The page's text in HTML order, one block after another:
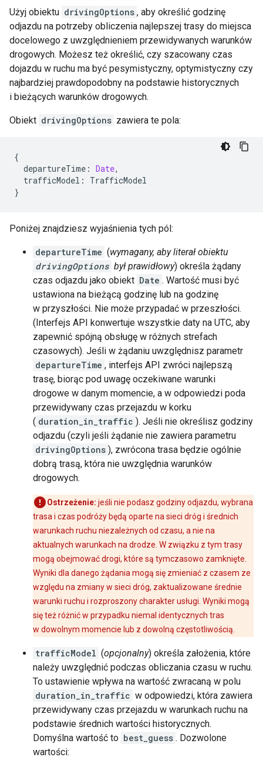
Użyj obiektu drivingOptions , aby określić godzinę
odjazdu na potrzeby obliczenia najlepszej trasy do miejsca
docelowego z uwzględnieniem przewidywanych warunków
drogowych. Możesz też określić, czy szacowany czas
dojazdu w ruchu ma być pesymistyczny, optymistyczny czy
najbardziej prawdopodobny na podstawie historycznych
i bieżących warunków drogowych.
Obiekt drivingOptions zawiera te pola:
{
departureTime : Date,
trafficModel :
TrafficModel
}
Poniżej znajdziesz wyjaśnienia tych pól:
departureTime (wymagany, aby literał obiektu
drivingOptions był prawidłowy) określa żądany
czas odjazdu jako obiekt Date . Wartość musi być
ustawiona na bieżącą godzinę lub na godzinę
w przyszłości. Nie może przypadać w przeszłości.
(Interfejs API konwertuje wszystkie daty na UTC, aby
zapewnić spójną obsługę w różnych strefach
czasowych). Jeśli w żądaniu uwzględnisz parametr
departureTime , interfejs API zwróci najlepszą
trasę, biorąc pod uwagę oczekiwane warunki
drogowe w danym momencie, a w odpowiedzi poda
przewidywany czas przejazdu w korku
( duration_in_traffic ). Jeśli nie określisz godziny
odjazdu (czyli jeśli żądanie nie zawiera parametru
drivingOptions ), zwrócona trasa będzie ogólnie
dobrą trasą, która nie uwzględnia warunków
drogowych.
Ostrzeżenie: jeśli nie podasz godziny odjazdu, wybrana
trasa i czas podróży będą oparte na sieci dróg i średnich
warunkach ruchu niezależnych od czasu, a nie na
aktualnych warunkach na drodze. W związku z tym trasy
mogą obejmować drogi, które są tymczasowo zamknięte.
Wyniki dla danego żądania mogą się zmieniać z czasem ze
względu na zmiany w sieci dróg, zaktualizowane średnie
warunki ruchu i rozproszony charakter usługi. Wyniki mogą
się też różnić w przypadku niemal identycznych tras
w dowolnym momencie lub z dowolną częstotliwością.
trafficModel (opcjonalny) określa założenia, które
należy uwzględnić podczas obliczania czasu w ruchu.
To ustawienie wpływa na wartość zwracaną w polu
duration_in_traffic w odpowiedzi, która zawiera
przewidywany czas przejazdu w warunkach ruchu na
podstawie średnich wartości historycznych.
Domyślna wartość to best_guess . Dozwolone
wartości: